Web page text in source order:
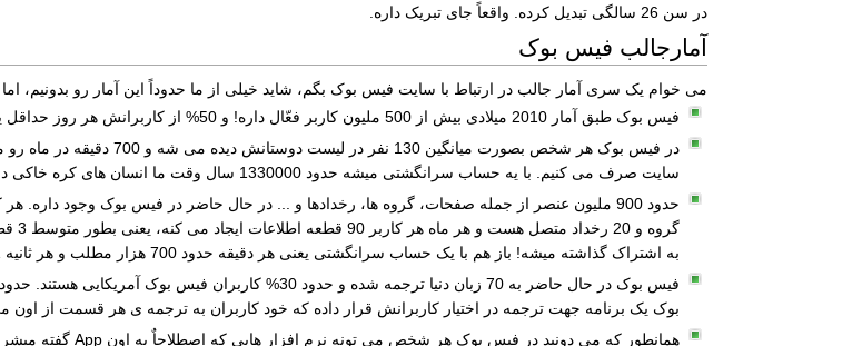
در سن 26 سالگی تبدیل کرده. واقعاً جای تبریک داره.
آمارجالب فیس بوک
می خوام یک سری آمار جالب در ارتباط با سایت فیس بوک بگم، شاید خیلی از ما حدوداً این آمار رو بدونیم،
فیس بوک طبق آمار 2010 میلادی بیش از 500 ملیون کاربر فعّال داره! و 50% از کاربرانش هر روز حداقل یک بار به فیس بوک سر میزدند!
سایت صرف می کنیم. با یه حساب سرانگشتی میشه حدود 1330000 سال وقت ما انسان های کره خاکی در هر ماه. خیلی عدد بزرگیه، نه؟
به اشتراک گذاشته میشه! باز هم با یک حساب سرانگشتی یعنی هر دقیقه حدود 700 هزار مطلب و هر ثانیه 11 هزار و پانصد مطلب داره به فیس بوک اضافه میشه.
بوک یک برنامه جهت ترجمه در اختیار کاربرانش قرار داده که خود کاربران به ترجمه ی هر قسمت از اون